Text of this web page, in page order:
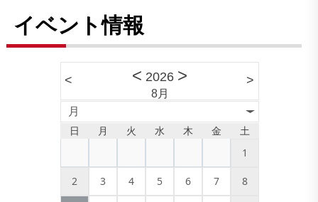
イベント情報
< < 2026 >
8月
>
月
日 月 火 水 木 金 土
1
2 3 4 5 6 7 8